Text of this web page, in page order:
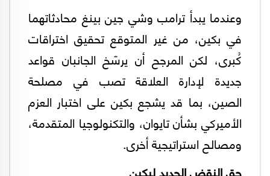
وعندما يبدأ ترامب وشي جين بينغ محادثاتهما
في بكين، من غير المتوقع تحقيق اختراقات
كُبرى، لكن المرجح أن يرسّخ الجانبان قواعد
جديدة لإدارة العلاقة تصب في مصلحة
الصين، بما قد يشجع بكين على اختبار العزم
الأميركي بشأن تايوان، والتكنولوجيا المتقدمة،
ومصالح استراتيجية أخرى.